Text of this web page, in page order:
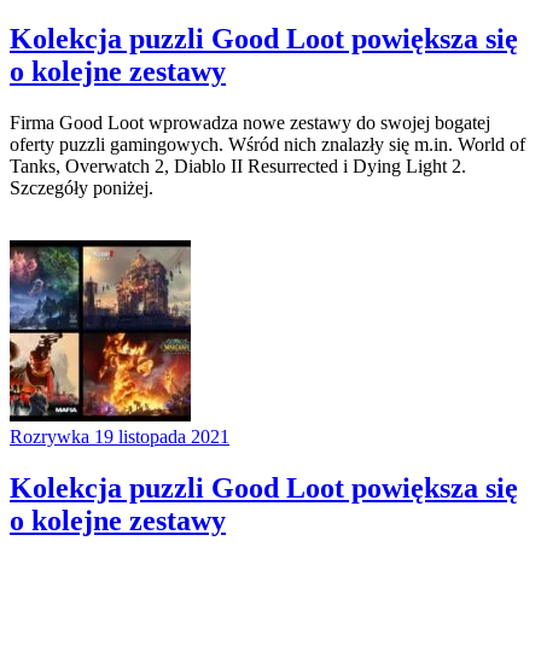
Kolekcja puzzli Good Loot powiększa się
o kolejne zestawy
Firma Good Loot wprowadza nowe zestawy do swojej bogatej
oferty puzzli gamingowych. Wśród nich znalazły się m.in. World of
Tanks, Overwatch 2, Diablo II Resurrected i Dying Light 2.
Szczegóły poniżej.
Rozrywka 19 listopada 2021
Kolekcja puzzli Good Loot powiększa się
o kolejne zestawy